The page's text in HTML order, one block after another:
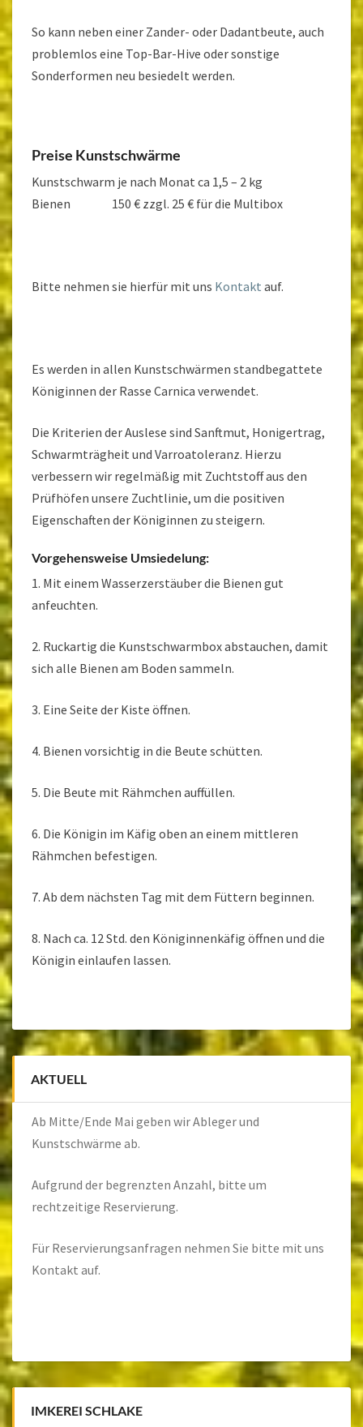
So kann neben einer Zander- oder Dadantbeute, auch
problemlos eine Top-Bar-Hive oder sonstige
Sonderformen neu besiedelt werden.
Preise Kunstschwärme
Kunstschwarm je nach Monat ca 1,5 – 2 kg
Bienen 150 € zzgl. 25 € für die Multibox
Bitte nehmen sie hierfür mit uns Kontakt auf.
Es werden in allen Kunstschwärmen standbegattete
Königinnen der Rasse Carnica verwendet.
Die Kriterien der Auslese sind Sanftmut, Honigertrag,
Schwarmträgheit und Varroatoleranz. Hierzu
verbessern wir regelmäßig mit Zuchtstoff aus den
Prüfhöfen unsere Zuchtlinie, um die positiven
Eigenschaften der Königinnen zu steigern.
Vorgehensweise Umsiedelung:
1. Mit einem Wasserzerstäuber die Bienen gut
anfeuchten.
2. Ruckartig die Kunstschwarmbox abstauchen, damit
sich alle Bienen am Boden sammeln.
3. Eine Seite der Kiste öffnen.
4. Bienen vorsichtig in die Beute schütten.
5. Die Beute mit Rähmchen auffüllen.
6. Die Königin im Käfig oben an einem mittleren
Rähmchen befestigen.
7. Ab dem nächsten Tag mit dem Füttern beginnen.
8. Nach ca. 12 Std. den Königinnenkäfig öffnen und die
Königin einlaufen lassen.
AKTUELL
Ab Mitte/Ende Mai geben wir Ableger und
Kunstschwärme ab.
Aufgrund der begrenzten Anzahl, bitte um
rechtzeitige Reservierung.
Für Reservierungsanfragen nehmen Sie bitte mit uns
Kontakt auf.
IMKEREI SCHLAKE